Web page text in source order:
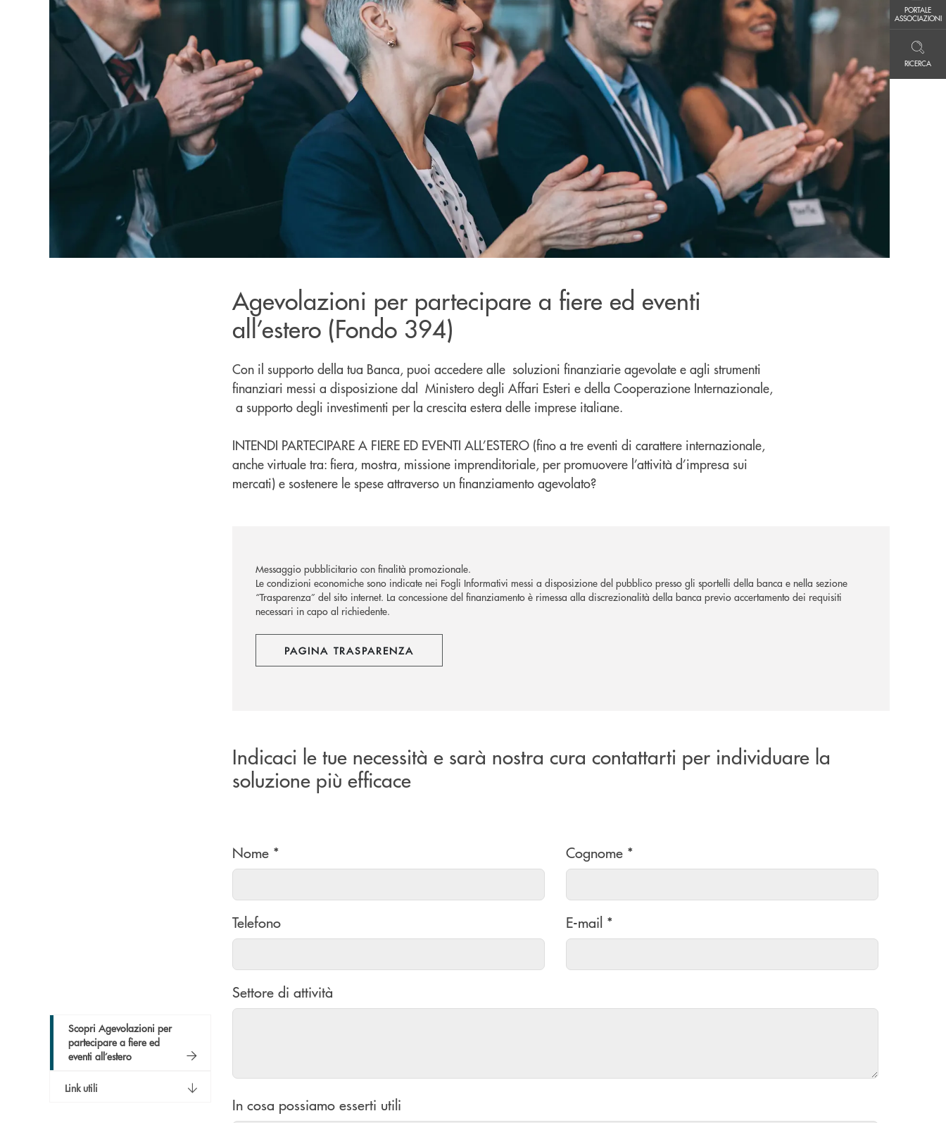
PORTALE
ASSOCIAZIONI
PORTALE ASSOCIAZIONI
RICERCA
RICERCA
Scopri Agevolazioni per
partecipare a fiere ed
eventi all’estero
Link utili
Agevolazioni per partecipare a fiere ed eventi
all’estero (Fondo 394)
Con il supporto della tua Banca, puoi accedere alle soluzioni finanziarie agevolate e agli strumenti
finanziari messi a disposizione dal Ministero degli Affari Esteri e della Cooperazione Internazionale,
a supporto degli investimenti per la crescita estera delle imprese italiane.
INTENDI PARTECIPARE A FIERE ED EVENTI ALL’ESTERO (fino a tre eventi di carattere internazionale,
anche virtuale tra: fiera, mostra, missione imprenditoriale, per promuovere l’attività d’impresa sui
mercati) e sostenere le spese attraverso un finanziamento agevolato?
Messaggio pubblicitario con finalità promozionale.
Le condizioni economiche sono indicate nei Fogli Informativi messi a disposizione del pubblico presso gli sportelli della banca e nella sezione
“Trasparenza” del sito internet. La concessione del finanziamento è rimessa alla discrezionalità della banca previo accertamento dei requisiti
necessari in capo al richiedente.
PAGINA TRASPARENZA
Indicaci le tue necessità e sarà nostra cura contattarti per individuare la
soluzione più efficace
Nome * Cognome *
Telefono E-mail *
Settore di attività
In cosa possiamo esserti utili